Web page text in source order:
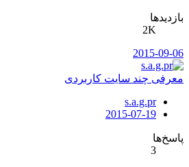
بازدیدها
2K
2015-09-06
معرفی چند سایت کاربردی
s.a.g.pr
2015-07-19
پاسخ‌ها
3